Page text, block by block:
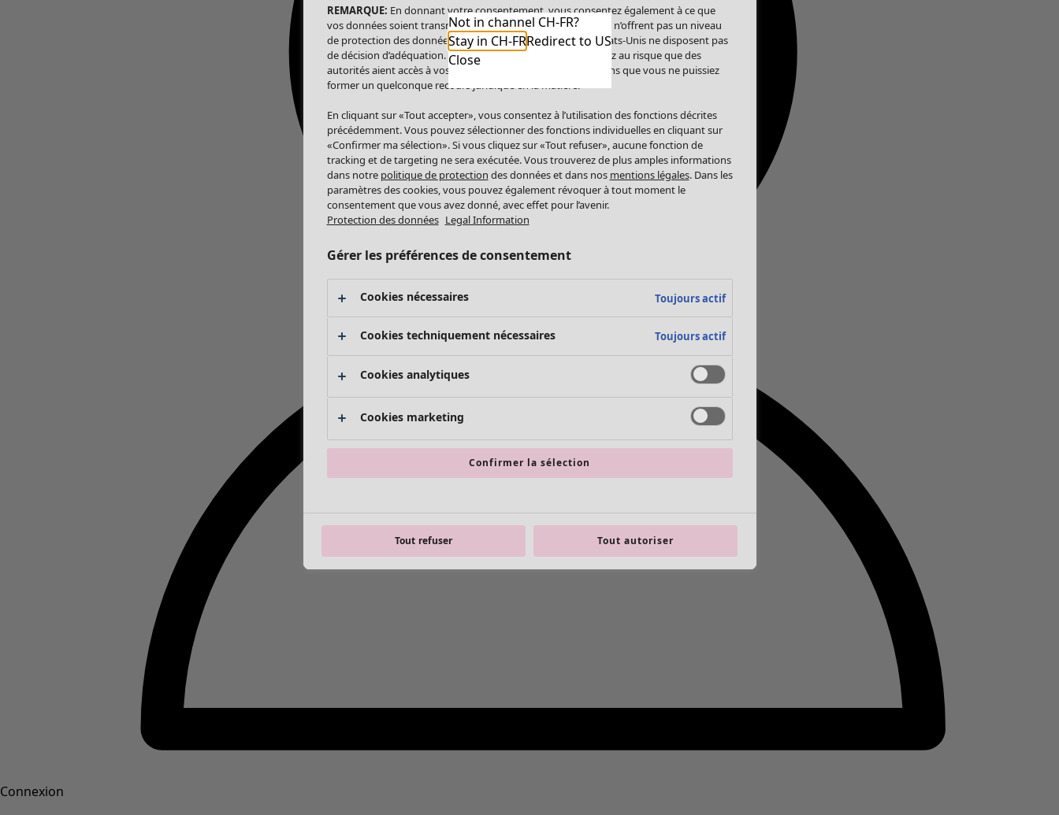
Connexion
Not in channel CH-FR?
Stay in CH-FRRedirect to US
Close
REMARQUE: En donnant votre consentement, vous consentez également à ce que
vos données soient transmises aux États-Unis. Les États-Unis n’offrent pas un niveau
de protection des données comparable à celui de l’UE. Les États-Unis ne disposent pas
de décision d’adéquation. Par conséquent, vous vous exposez au risque que des
autorités aient accès à vos données à caractère personnel sans que vous ne puissiez
former un quelconque recours juridique en la matière.
En cliquant sur «Tout accepter», vous consentez à l’utilisation des fonctions décrites
précédemment. Vous pouvez sélectionner des fonctions individuelles en cliquant sur
«Confirmer ma sélection». Si vous cliquez sur «Tout refuser», aucune fonction de
tracking et de targeting ne sera exécutée. Vous trouverez de plus amples informations
dans notre politique de protection des données et dans nos mentions légales. Dans les
paramètres des cookies, vous pouvez également révoquer à tout moment le
consentement que vous avez donné, avec effet pour l’avenir.
Protection des données Legal Information
Gérer les préférences de consentement
Cookies nécessaires Toujours actif
Cookies techniquement nécessaires Toujours actif
Cookies analytiques
Cookies marketing
Confirmer la sélection
Tout refuser Tout autoriser